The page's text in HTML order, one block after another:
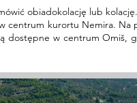
obiadokolację lub kolację.
centrum kurortu Nemira. Na
dostępne w centrum Omiš,